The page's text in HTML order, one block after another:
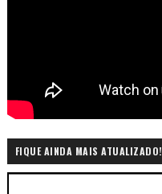
FIQUE AINDA MAIS ATUALIZADO!